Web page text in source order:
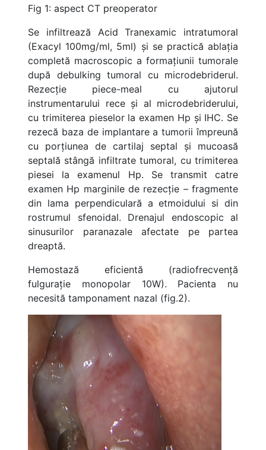
Fig 1: aspect CT preoperator
Se infiltrează Acid Tranexamic intratumoral
(Exacyl 100mg/ml, 5ml) și se practică ablația
completă macroscopic a formațiunii tumorale
după debulking tumoral cu microdebriderul.
Rezecție piece-meal cu ajutorul
instrumentarului rece și al microdebriderului,
cu trimiterea pieselor la examen Hp și IHC. Se
rezecă baza de implantare a tumorii împreună
cu porțiunea de cartilaj septal și mucoasă
septală stângă infiltrate tumoral, cu trimiterea
piesei la examenul Hp. Se transmit catre
examen Hp marginile de rezecție – fragmente
din lama perpendiculară a etmoidului si din
rostrumul sfenoidal. Drenajul endoscopic al
sinusurilor paranazale afectate pe partea
dreaptă.
Hemostază eficientă (radiofrecvență
fulgurație monopolar 10W). Pacienta nu
necesită tamponament nazal (fig.2).